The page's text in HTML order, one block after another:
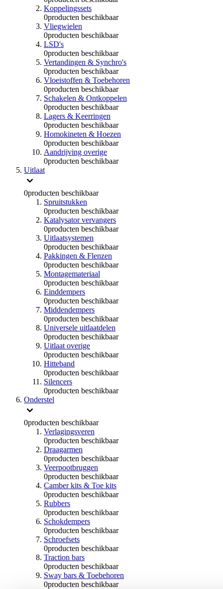
Koppelingssets
0producten beschikbaar
Vliegwielen
0producten beschikbaar
LSD's
0producten beschikbaar
Vertandingen & Synchro's
0producten beschikbaar
Vloeistoffen & Toebehoren
0producten beschikbaar
Schakelen & Ontkoppelen
0producten beschikbaar
Lagers & Keerringen
0producten beschikbaar
Homokineten & Hoezen
0producten beschikbaar
Aandrijving overige
0producten beschikbaar
Uitlaat
0producten beschikbaar
Spruitstukken
0producten beschikbaar
Katalysator vervangers
0producten beschikbaar
Uitlaatsystemen
0producten beschikbaar
Pakkingen & Flenzen
0producten beschikbaar
Montagemateriaal
0producten beschikbaar
Einddempers
0producten beschikbaar
Middendempers
0producten beschikbaar
Universele uitlaatdelen
0producten beschikbaar
Uitlaat overige
0producten beschikbaar
Hitteband
0producten beschikbaar
Silencers
0producten beschikbaar
Onderstel
0producten beschikbaar
Verlagingsveren
0producten beschikbaar
Draagarmen
0producten beschikbaar
Veerpootbruggen
0producten beschikbaar
Camber kits & Toe kits
0producten beschikbaar
Rubbers
0producten beschikbaar
Schokdempers
0producten beschikbaar
Schroefsets
0producten beschikbaar
Traction bars
0producten beschikbaar
Sway bars & Toebehoren
0producten beschikbaar